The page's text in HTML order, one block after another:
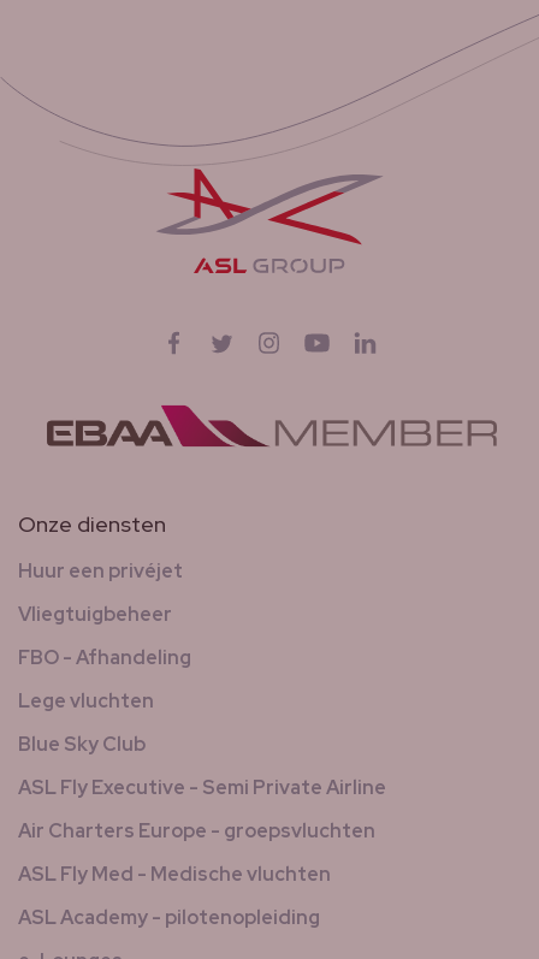
Volg ons opFacebook
Twitter InstagramYouTube
Onze diensten
Huur een privéjet
Vliegtuigbeheer
FBO - Afhandeling
Lege vluchten
Blue Sky Club
ASL Fly Executive - Semi Private Airline
Air Charters Europe - groepsvluchten
ASL Fly Med - Medische vluchten
ASL Academy - pilotenopleiding